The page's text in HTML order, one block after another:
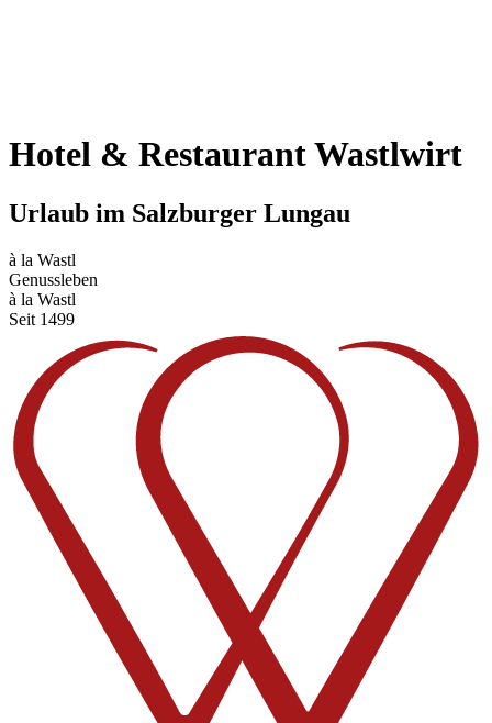
Hotel & Restaurant Wastlwirt
Urlaub im Salzburger Lungau
à la Wastl
Genussleben
à la Wastl
Seit 1499